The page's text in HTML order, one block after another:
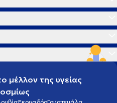
μέλλον της υγείας